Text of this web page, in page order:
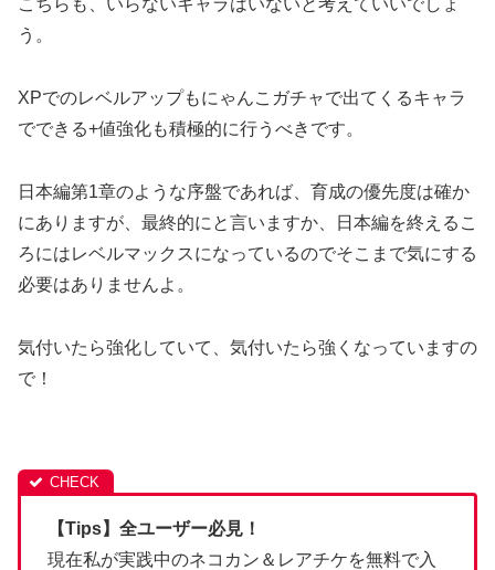
こちらも、いらないキャラはいないと考えていいでしょ
う。
XPでのレベルアップもにゃんこガチャで出てくるキャラ
でできる+値強化も積極的に行うべきです。
日本編第1章のような序盤であれば、育成の優先度は確か
にありますが、最終的にと言いますか、日本編を終えるこ
ろにはレベルマックスになっているのでそこまで気にする
必要はありませんよ。
気付いたら強化していて、気付いたら強くなっていますの
で！
【Tips】全ユーザー必見！
現在私が実践中のネコカン＆レアチケを無料で入